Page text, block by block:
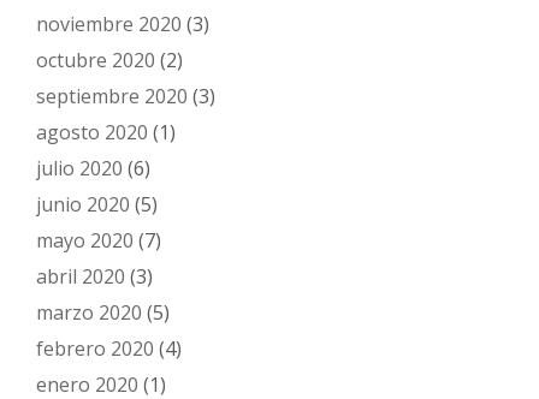
noviembre 2020 (3)
octubre 2020 (2)
septiembre 2020 (3)
agosto 2020 (1)
julio 2020 (6)
junio 2020 (5)
mayo 2020 (7)
abril 2020 (3)
marzo 2020 (5)
febrero 2020 (4)
enero 2020 (1)